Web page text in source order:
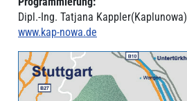
Dipl.-Ing. Tatjana Kappler(Kaplunowa)
www.kap-nowa.de